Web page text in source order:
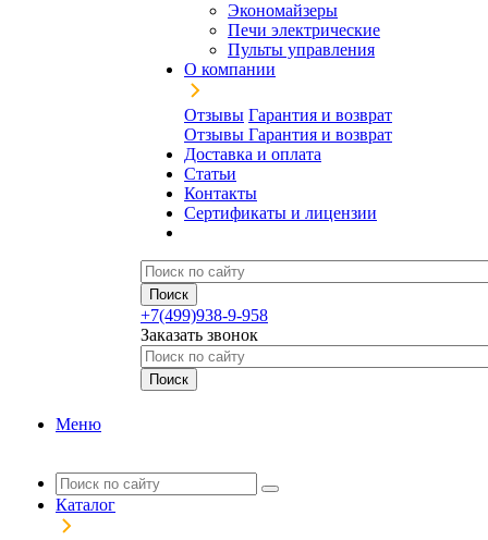
Экономайзеры
Печи электрические
Пульты управления
О компании
Отзывы Гарантия и возврат
Отзывы Гарантия и возврат
Доставка и оплата
Статьи
Контакты
Сертификаты и лицензии
+7(499)938-9-958
Заказать звонок
Меню
Каталог